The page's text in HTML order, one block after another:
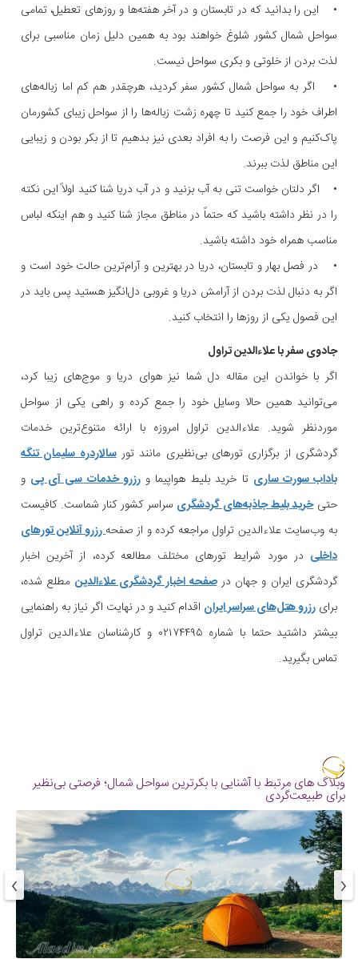
• این را بدانید که در تابستان و در آخر هفته‌ها و روزهای تعطیل، تمامی
سواحل شمال کشور شلوغ خواهند بود به همین دلیل زمان مناسبی برای
لذت بردن از خلوتی و بکری سواحل نیست.
• اگر به سواحل شمال کشور سفر کردید، هرچقدر هم کم اما زباله‌های
اطراف خود را جمع کنید تا چهره زشت زباله‌ها را از سواحل زیبای کشورمان
پاک‌کنیم و این فرصت را به افراد بعدی نیز بدهیم تا از بکر بودن و زیبایی
این مناطق لذت ببرند.
• اگر دلتان خواست تنی به آب بزنید و در آب دریا شنا کنید اولاً این نکته
را در نظر داشته باشید که حتماً در مناطق مجاز شنا کنید و هم اینکه لباس
مناسب همراه خود داشته باشید.
• در فصل بهار و تابستان، دریا در بهترین و آرام‌ترین حالت خود است و
اگر به دنبال لذت بردن از آرامش دریا و غروبی دل‌انگیز هستید پس باید در
این فصول یکی از روزها را انتخاب کنید.
جادوی سفر با علاءالدین تراول
اگر با خواندن این مقاله دل شما نیز هوای دریا و موج‌های زیبا کرد،
می‌توانید همین حالا وسایل خود را جمع کرده و راهی یکی از سواحل
موردنظر شوید. علاءالدین تراول امروزه با ارائه متنوع‌ترین خدمات
گردشگری از برگزاری تورهای بی‌نظیری مانند تورسالاردره سلیمان تنگه
باداب سورت ساری تا خرید بلیط هواپیما ورزرو خدمات سی آی پی و
حتیخرید بلیط جاذبه‌های گردشگری سراسر کشور کنار شماست. کافیست
به وب‌سایت علاءالدین تراول مراجعه کرده و از صفحهرزرو آنلاین تورهای
داخلی در مورد شرایط تورهای مختلف مطالعه کرده، از آخرین اخبار
گردشگری ایران و جهان درصفحه اخبار گردشگری علاءالدین مطلع شده،
برای رزرو هتل‌های سراسر ایران اقدام کنید و در نهایت اگر نیاز به راهنمایی
بیشتر داشتید حتما با شماره ۰۲۱۷۴۴۹۵ و کارشناسان علاءالدین تراول
تماس بگیرید.
وبلاگ های مرتبط با آشنایی با بکرترین سواحل شمال؛ فرصتی بی‌نظیر
برای طبیعت‌گردی
‹
›